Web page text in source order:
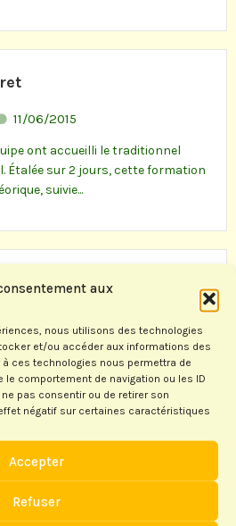
aux
nous utilisons des technologies
et/ou accéder aux informations des
ces technologies nous permettra de
comportement de navigation ou les ID
pas consentir ou de retirer son
négatif sur certaines caractéristiques
Accepter
Refuser
11/06/2015
ont accueilli le traditionnel
Étalée sur 2 jours, cette formation
suivie...
Concours des Ecoles et
10/06/2015
finale nationale du Concours des
déroulait au lycée-collège Buffon à
d’autres…